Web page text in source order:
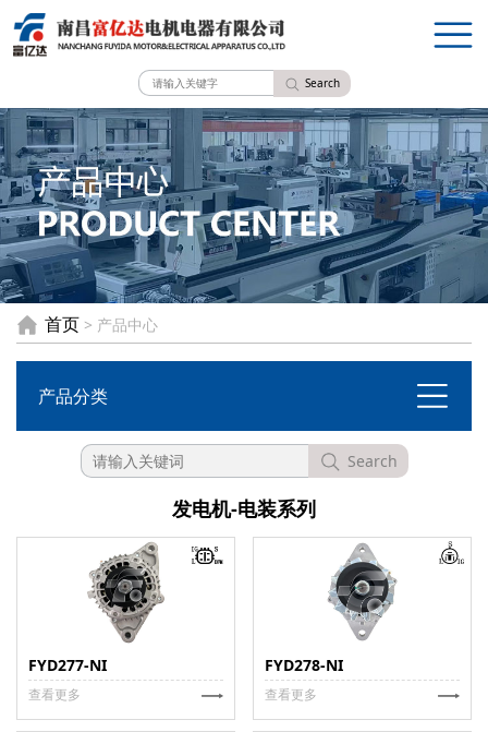
Search
首页 > 产品中心
产品分类
Search
发电机-电装系列
FYD277-NI
查看更多
FYD278-NI
查看更多